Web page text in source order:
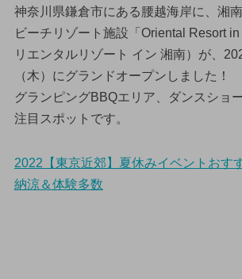
神奈川県鎌倉市にある腰越海岸に、湘
ビーチリゾート施設「Oriental Resort
リエンタルリゾート イン 湘南）が、
（木）にグランドオープンしました
グランピングBBQエリア、ダンスショ
注目スポットです。
2022【東京近郊】夏休みイベントお
納涼＆体験多数